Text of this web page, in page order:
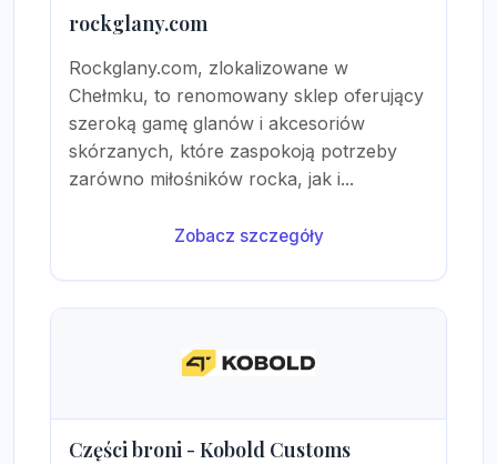
rockglany.com
Rockglany.com, zlokalizowane w
Chełmku, to renomowany sklep oferujący
szeroką gamę glanów i akcesoriów
skórzanych, które zaspokoją potrzeby
zarówno miłośników rocka, jak i...
Zobacz szczegóły
Części broni - Kobold Customs